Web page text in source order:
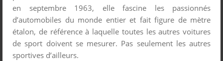
en septembre 1963, elle fascine les passionnés
d’automobiles du monde entier et fait figure de mètre
étalon, de référence à laquelle toutes les autres voitures
de sport doivent se mesurer. Pas seulement les autres
sportives d’ailleurs.